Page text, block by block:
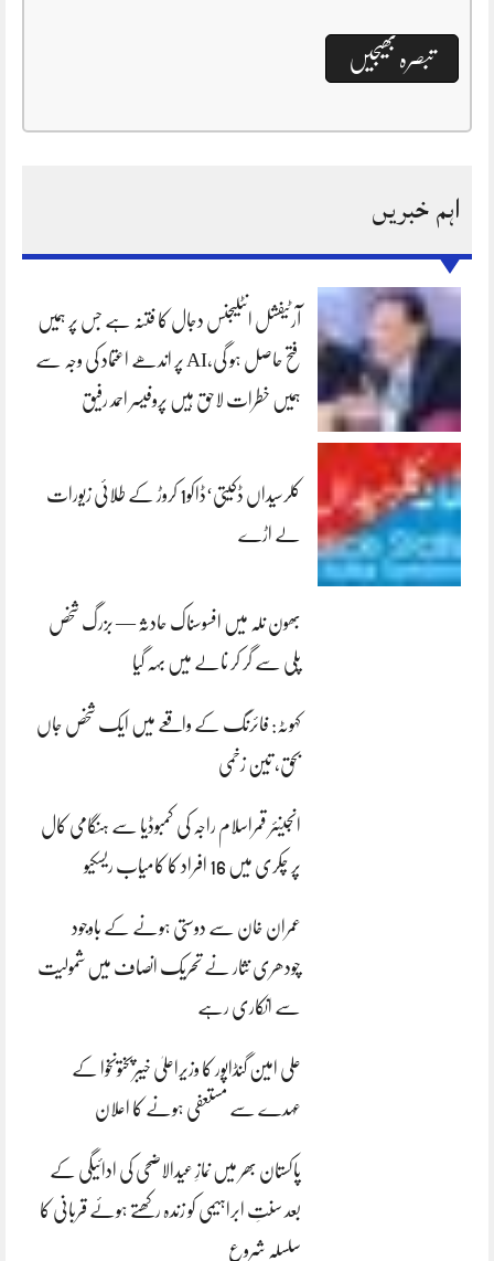
اہم خبریں
آرٹیفشل انٹلیجنس دجال کا فتنہ ہے جس پر ہمیں
فتح حاصل ہو گی،AI پر اندھے اعتماد کی وجہ سے
ہمیں خطرات لاحق ہیں پروفیسر احمد رفیق
کلرسیداں ڈکیتی‘ڈاکو1 کروڑ کے طلائی زیورات
لے اڑے
بھون نلہ میں افسوسناک حادثہ — بزرگ شخص
پلی سے گر کر نالے میں بہہ گیا
کہوٹہ: فائرنگ کے واقعے میں ایک شخص جاں
بحق، تین زخمی
انجینئر قمراسلام راجہ کی کمبوڈیا سے ہنگامی کال
پر چکری میں 16 افراد کا کامیاب ریسکیو
عمران خان سے دوستی ہونے کے باوجود
چودھری نثار نے تحریک انصاف میں شمولیت
سے انکاری رہے
علی امین گنڈاپور کا وزیراعلیٰ خیبرپختونخوا کے
عہدے سے مستعفی ہونے کا اعلان
پاکستان بھر میں نمازِ عیدالاضحی کی ادائیگی کے
بعد سنتِ ابراہیمی کو زندہ رکھتے ہوئے قربانی کا
سلسلہ شروع